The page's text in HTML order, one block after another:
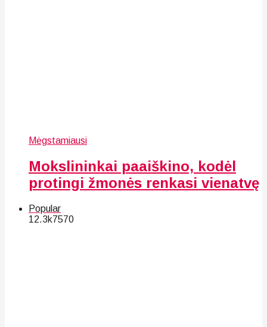
Mėgstamiausi
Mokslininkai paaiškino, kodėl
protingi žmonės renkasi vienatvę
Popular
12.3k7570